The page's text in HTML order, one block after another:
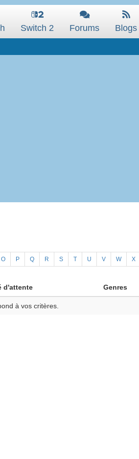
Switch 2 Forums Blogs
O P Q R S T U V W X
d'attente Genres
à vos critères.